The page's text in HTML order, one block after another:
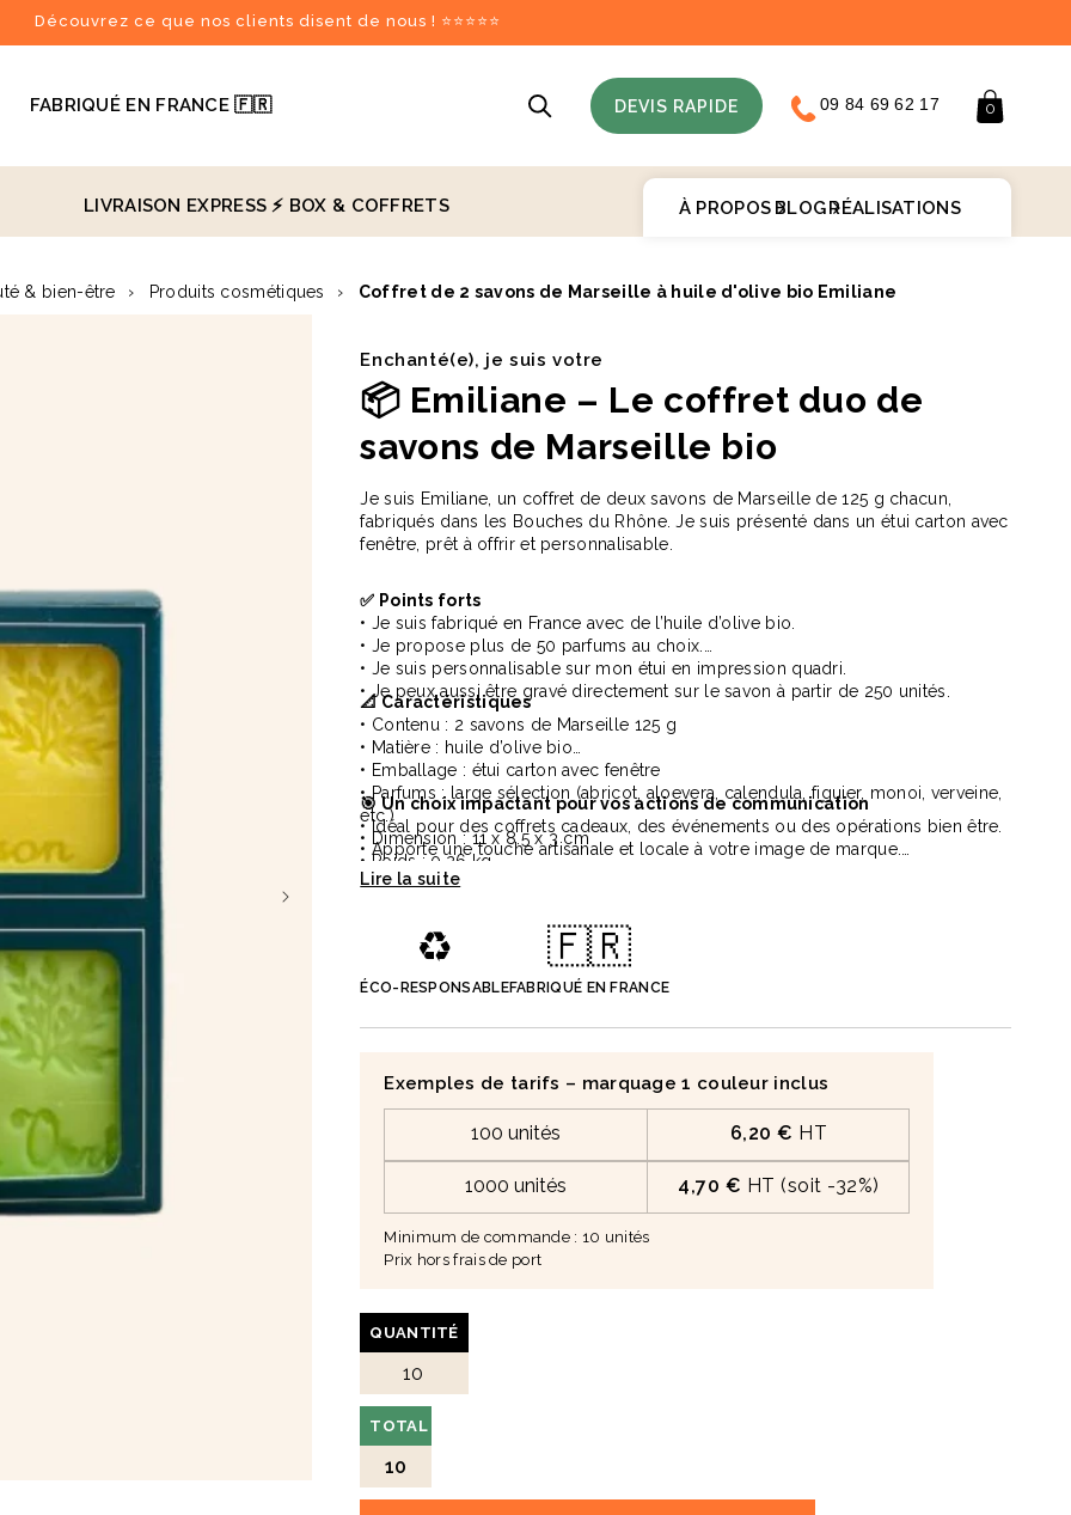
Découvrez ce que nos clients disent de nous ! ⭐⭐⭐⭐⭐
FABRIQUÉ EN FRANCE 🇫🇷 DEVIS RAPIDE 09 84 69 62 17 Panier
0
LIVRAISON EXPRESS ⚡️ BOX & COFFRETS À PROPOS BLOGRÉALISATIONS
naturel 23cm Marjane
Carnet A5 160 pages en carton recyclé
à partir de2,1 €
Totebag 140 Gr recyclé Punjab
à partir de1,49 €
& bien-être › Produits cosmétiques › Coffret de 2 savons de Marseille à huile d'olive bio Emiliane
Enchanté(e), je suis votre
📦 Emiliane – Le coffret duo de
savons de Marseille bio
Je suis Emiliane, un coffret de deux savons de Marseille de 125 g chacun,
fabriqués dans les Bouches du Rhône. Je suis présenté dans un étui carton avec
fenêtre, prêt à offrir et personnalisable.
✅ Points forts
• Je suis fabriqué en France avec de l’huile d’olive bio.
• Je propose plus de 50 parfums au choix.
• Je suis personnalisable sur mon étui en impression quadri.
• Je peux aussi être gravé directement sur le savon à partir de 250 unités.
📐 Caractéristiques
• Contenu : 2 savons de Marseille 125 g
• Matière : huile d’olive bio
• Emballage : étui carton avec fenêtre
• Parfums : large sélection (abricot, aloevera, calendula, figuier, monoi, verveine,
etc.)
• Dimension : 11 x 8.5 x 3 cm
• Poids : 0.26 kg
• Fabrication : France 13
🎯 Un choix impactant pour vos actions de communication
• Idéal pour des coffrets cadeaux, des événements ou des opérations bien être.
• Apporte une touche artisanale et locale à votre image de marque.
• Valorise un engagement vers des produits naturels et fabriqués en France.
♻️
ÉCO-RESPONSABLE
🇫🇷
FABRIQUÉ EN FRANCE
Exemples de tarifs – marquage 1 couleur inclus
100 unités 6,20 € HT
1000 unités 4,70 € HT (soit -32%)
Minimum de commande : 10 unités
Prix hors frais de port
QUANTITÉ
TOTAL
10